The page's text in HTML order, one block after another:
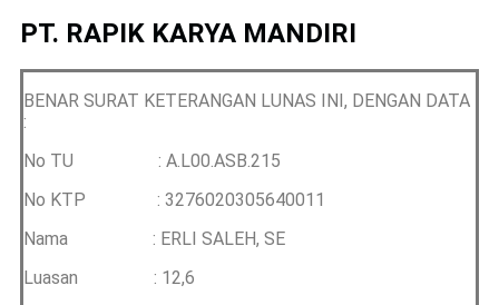
PT. RAPIK KARYA MANDIRI
BENAR SURAT KETERANGAN LUNAS INI, DENGAN DATA
:
No TU : A.L00.ASB.215
No KTP : 3276020305640011
Nama : ERLI SALEH, SE
Luasan : 12,6